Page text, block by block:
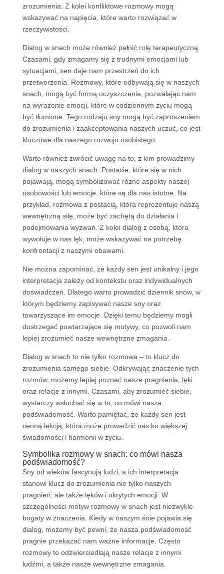
zrozumienia. Z kolei konfliktowe rozmowy mogą
wskazywać na napięcia, które warto rozwiązać w
rzeczywistości.
Dialog w snach może również pełnić rolę terapeutyczną.
Czasami, gdy zmagamy się z trudnymi emocjami lub
sytuacjami, sen daje nam przestrzeń do ich
przetworzenia. Rozmowy, które odbywają się w naszych
snach, mogą być formą oczyszczenia, pozwalając nam
na wyrażenie emocji, które w codziennym życiu mogą
być tłumione. Tego rodzaju sny mogą być zaproszeniem
do zrozumienia i zaakceptowania naszych uczuć, co jest
kluczowe dla naszego rozwoju osobistego.
Warto również zwrócić uwagę na to, z kim prowadzimy
dialog w naszych snach. Postacie, które się w nich
pojawiają, mogą symbolizować różne aspekty naszej
osobowości lub emocje, które są dla nas istotne. Na
przykład, rozmowa z postacią, która reprezentuje naszą
wewnętrzną siłę, może być zachętą do działania i
podejmowania wyzwań. Z kolei dialog z osobą, która
wywołuje w nas lęk, może wskazywać na potrzebę
konfrontacji z naszymi obawami.
Nie można zapominać, że każdy sen jest unikalny i jego
interpretacja zależy od kontekstu oraz indywidualnych
doświadczeń. Dlatego warto prowadzić dziennik snów, w
którym będziemy zapisywać nasze sny oraz
towarzyszące im emocje. Dzięki temu będziemy mogli
dostrzegać powtarzające się motywy, co pozwoli nam
lepiej zrozumieć nasze wewnętrzne zmagania.
Dialog w snach to nie tylko rozmowa – to klucz do
zrozumienia samego siebie. Odkrywając znaczenie tych
rozmów, możemy lepiej poznać nasze pragnienia, lęki
oraz relacje z innymi. Czasami, aby zrozumieć siebie,
wystarczy wsłuchać się w to, co mówi nasza
podświadomość. Warto pamiętać, że każdy sen jest
cenną lekcją, która może prowadzić nas ku większej
świadomości i harmonii w życiu.
Symbolika rozmowy w snach: co mówi nasza
podświadomość?
Sny od wieków fascynują ludzi, a ich interpretacja
stanowi klucz do zrozumienia nie tylko naszych
pragnień, ale także lęków i ukrytych emocji. W
szczególności motyw rozmowy w snach jest niezwykle
bogaty w znaczenia. Kiedy w naszym śnie pojawia się
dialog, możemy być pewni, że nasza podświadomość
pragnie przekazać nam ważne informacje. Często
rozmowy te odzwierciedlają nasze relacje z innymi
ludźmi, a także nasze wewnętrzne zmagania.